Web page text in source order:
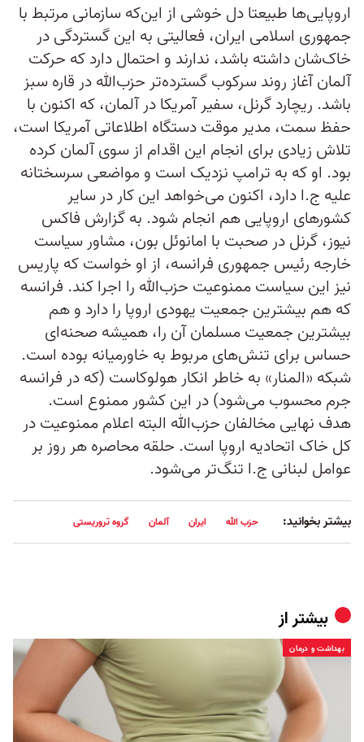
اروپایی‌ها طبیعتا دل خوشی از این‌که سازمانی مرتبط با
جمهوری اسلامی ایران، فعالیتی به این گستردگی در
خاک‌شان داشته باشد، ندارند و احتمال دارد که حرکت
آلمان آغاز روند سرکوب گسترده‌تر حزب‌الله در قاره سبز
باشد. ریچارد گرنل، سفیر آمریکا در آلمان، که اکنون با
حفظ سمت، مدیر موقت دستگاه اطلاعاتی آمریکا است،
تلاش زیادی برای انجام این اقدام از سوی آلمان کرده
بود. او که به ترامپ نزدیک است و مواضعی سرسختانه
علیه ج.ا دارد، اکنون می‌خواهد این کار در سایر
کشورهای اروپایی هم انجام شود. به گزارش فاکس
نیوز، گرنل در صحبت با امانوئل بون، مشاور سیاست
خارجه رئیس ‌جمهوری فرانسه، از او خواست که پاریس
نیز این سیاست ممنوعیت حزب‌الله را اجرا کند. فرانسه
که هم بیشترین جمعیت یهودی اروپا را دارد و هم
بیشترین جمعیت مسلمان آن ‌را، همیشه صحنه‌ای
حساس برای تنش‌های مربوط به خاورمیانه بوده است.
شبکه «المنار» به خاطر انکار هولوکاست (که در فرانسه
جرم محسوب می‌شود) در این کشور ممنوع است.
هدف نهایی مخالفان حزب‌الله البته اعلام ممنوعیت در
کل خاک اتحادیه اروپا است. حلقه محاصره هر روز بر
عوامل لبنانی ج.ا تنگ‌تر می‌شود.
بیشتر بخوانید: حزب الله ایران آلمان گروه تروریستی
بیشتر از
بهداشت و درمان